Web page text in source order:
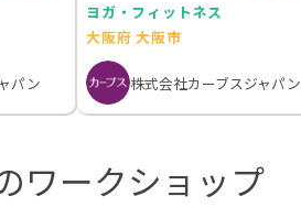
パン
ヨガ・フィットネス
大阪府 大阪市
株式会社カーブスジャパン
ワークショップ